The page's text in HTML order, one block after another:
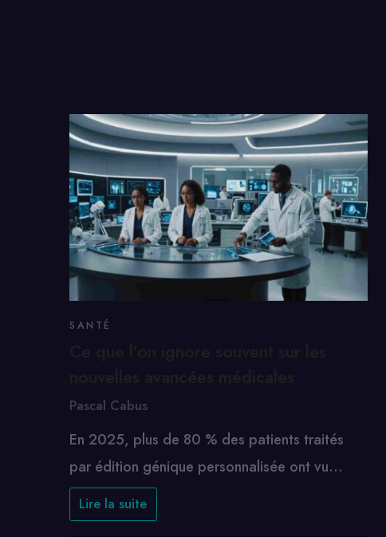
SANTÉ
Pascal Cabus
En 2025, plus de 80 % des patients traités
par édition génique personnalisée ont vu…
Lire la suite